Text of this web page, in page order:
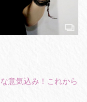
意気込み！これから